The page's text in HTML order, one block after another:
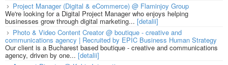
Project Manager (Digital & eCommerce) @ Flaminjoy Group
We're looking for a Digital Project Manager who enjoys helping
businesses grow through digital marketing... [detalii]
Photo & Video Content Creator @ boutique - creative and
communications agency | Recruited by EPIC Business Human Strategy
Our client is a Bucharest based boutique - creative and communications
agency, driven by one... [detalii]